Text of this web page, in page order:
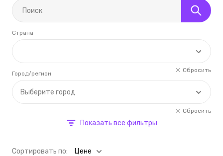
Страна
Сбросить
Выберите город
Город/регион
Сбросить
Показать все фильтры
Cортировать по: Цене